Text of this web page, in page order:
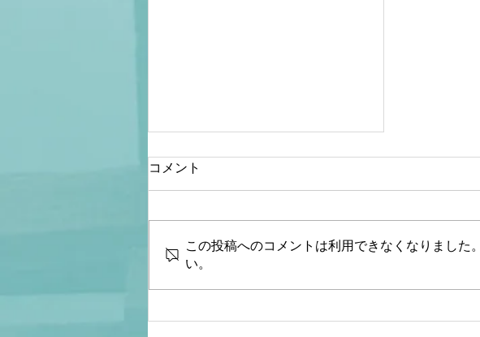
【文】【文化人デジタル瓦
コメント
この投稿へのコメントは利用できなくなりまし
い。